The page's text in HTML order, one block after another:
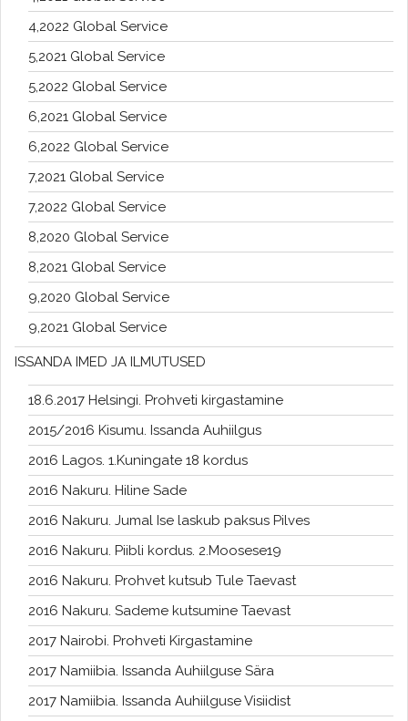
4,2022 Global Service
5,2021 Global Service
5,2022 Global Service
6,2021 Global Service
6,2022 Global Service
7,2021 Global Service
7,2022 Global Service
8,2020 Global Service
8,2021 Global Service
9,2020 Global Service
9,2021 Global Service
ISSANDA IMED JA ILMUTUSED
18.6.2017 Helsingi. Prohveti kirgastamine
2015/2016 Kisumu. Issanda Auhiilgus
2016 Lagos. 1.Kuningate 18 kordus
2016 Nakuru. Hiline Sade
2016 Nakuru. Jumal Ise laskub paksus Pilves
2016 Nakuru. Piibli kordus. 2.Moosese19
2016 Nakuru. Prohvet kutsub Tule Taevast
2016 Nakuru. Sademe kutsumine Taevast
2017 Nairobi. Prohveti Kirgastamine
2017 Namiibia. Issanda Auhiilguse Sära
2017 Namiibia. Issanda Auhiilguse Visiidist